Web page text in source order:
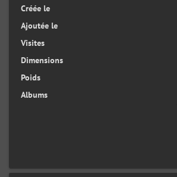
Créée le
Ajoutée le
Visites
Dimensions
Poids
Albums